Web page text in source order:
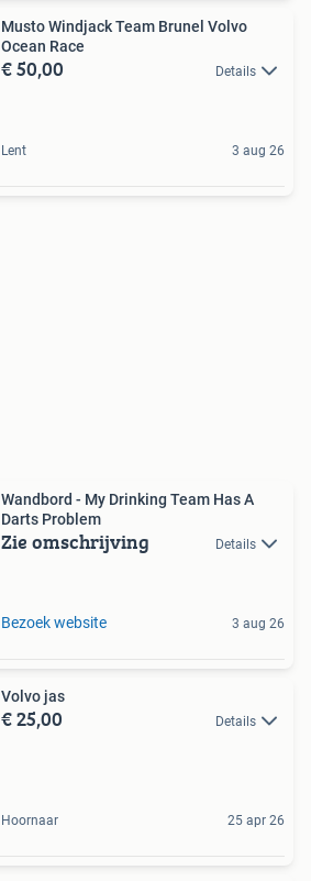
Musto Windjack Team Brunel Volvo
Ocean Race
€ 50,00 Details
Lent 3 aug 26
Wandbord - My Drinking Team Has A
Darts Problem
Zie omschrijving Details
Bezoek website 3 aug 26
Volvo jas
€ 25,00 Details
Hoornaar 25 apr 26